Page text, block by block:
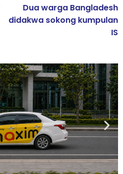
Dua warga Bangladesh
didakwa sokong kumpulan
IS